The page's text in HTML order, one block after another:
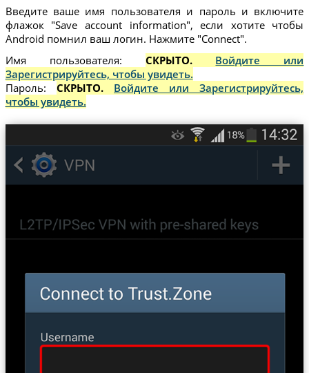
Введите ваше имя пользователя и пароль и включите
флажок "Save account information", если хотите чтобы
Android помнил ваш логин. Нажмите "Connect".
Имя пользователя: СКРЫТО. Войдите или
Зарегистрируйтесь, чтобы увидеть.
Пароль: СКРЫТО. Войдите или Зарегистрируйтесь,
чтобы увидеть.